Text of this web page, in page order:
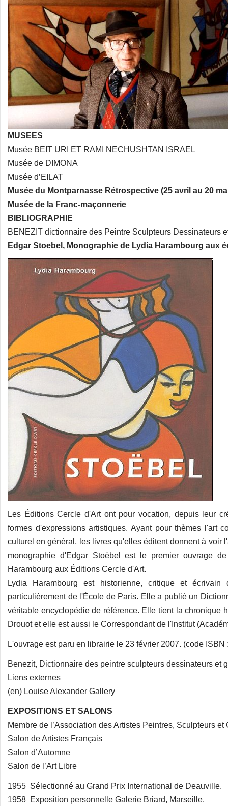
MUSEES
Musée BEIT URI ET RAMI NECHUSHTAN ISRAEL
Musée de DIMONA
Musée d’EILAT
Musée du Montparnasse Rétrospective (25 avril au 20
Musée de la Franc-maçonnerie
BIBLIOGRAPHIE
BENEZIT dictionnaire des Peintre Sculpteurs Dessinateurs
Edgar Stoebel, Monographie de Lydia Harambourg aux
Les Éditions Cercle d'Art ont pour vocation, depuis leur
formes d'expressions artistiques. Ayant pour thèmes l'art
culturel en général, les livres qu'elles éditent donnent à voir
monographie d'Edgar Stoëbel est le premier ouvrage
Harambourg aux Éditions Cercle d'Art.
Lydia Harambourg est historienne, critique et
particulièrement de l'École de Paris. Elle a publié un
véritable encyclopédie de référence. Elle tient la chronique
Drouot et elle est aussi le Correspondant de l'Institut
L'ouvrage est paru en librairie le 23 février 2007. (code ISBN
Benezit, Dictionnaire des peintre sculpteurs dessinateurs et
Liens externes
(en) Louise Alexander Gallery
EXPOSITIONS ET SALONS
Membre de l’Association des Artistes Peintres, Sculpteurs
Salon de Artistes Français
Salon d’Automne
Salon de l’Art Libre
1955 Sélectionné au Grand Prix International de Deauville.
1958 Exposition personnelle Galerie Briard, Marseille.